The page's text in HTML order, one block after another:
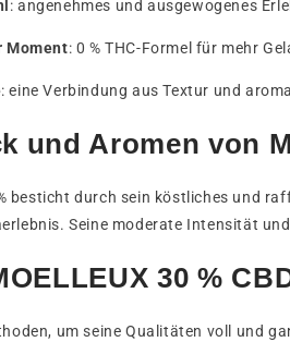
: angenehmes und ausgewogenes
Moment: 0 % THC-Formel für mehr
: eine Verbindung aus Textur und
und Aromen von
besticht durch sein köstliches und
Seine moderate Intensität
30 %
um seine Qualitäten voll und